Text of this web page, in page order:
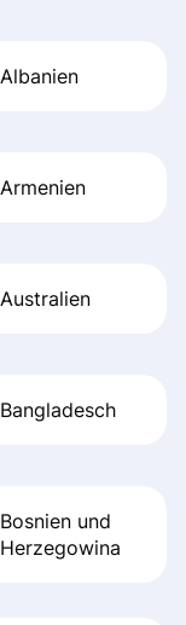
Albanien
Armenien
Australien
Bangladesch
Bosnien und
Herzegowina